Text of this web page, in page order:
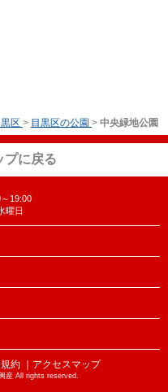
区 > 目黒区の公園 > 中央緑地公園
プに戻る
19:00
曜日
約 ｜アクセスマップ
産 All rights reserved.